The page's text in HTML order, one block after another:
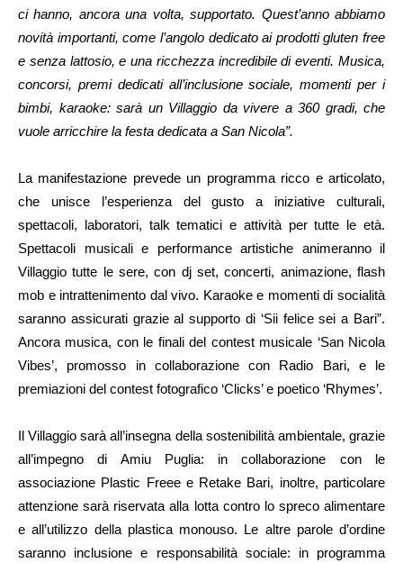
ci hanno, ancora una volta, supportato. Quest’anno abbiamo
novità importanti, come l’angolo dedicato ai prodotti gluten free
e senza lattosio, e una ricchezza incredibile di eventi. Musica,
concorsi, premi dedicati all’inclusione sociale, momenti per i
bimbi, karaoke: sarà un Villaggio da vivere a 360 gradi, che
vuole arricchire la festa dedicata a San Nicola”.
La manifestazione prevede un programma ricco e articolato,
che unisce l’esperienza del gusto a iniziative culturali,
spettacoli, laboratori, talk tematici e attività per tutte le età.
Spettacoli musicali e performance artistiche animeranno il
Villaggio tutte le sere, con dj set, concerti, animazione, flash
mob e intrattenimento dal vivo. Karaoke e momenti di socialità
saranno assicurati grazie al supporto di ‘Sii felice sei a Bari”.
Ancora musica, con le finali del contest musicale ‘San Nicola
Vibes’, promosso in collaborazione con Radio Bari, e le
premiazioni del contest fotografico ‘Clicks’ e poetico ‘Rhymes’.
Il Villaggio sarà all’insegna della sostenibilità ambientale, grazie
all’impegno di Amiu Puglia: in collaborazione con le
associazione Plastic Freee e Retake Bari, inoltre, particolare
attenzione sarà riservata alla lotta contro lo spreco alimentare
e all’utilizzo della plastica monouso. Le altre parole d’ordine
saranno inclusione e responsabilità sociale: in programma